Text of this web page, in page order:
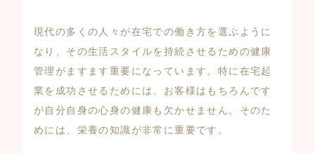
現代の多くの人々が在宅での働き方を選ぶように
なり、その生活スタイルを持続させるための健康
管理がますます重要になっています。特に在宅起
業を成功させるためには、お客様はもちろんです
が自分自身の心身の健康も欠かせません。そのた
めには、栄養の知識が非常に重要です。